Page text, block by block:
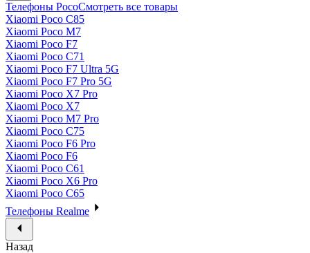
Телефоны PocoСмотреть все товары
Xiaomi Poco C85
Xiaomi Poco M7
Xiaomi Poco F7
Xiaomi Poco C71
Xiaomi Poco F7 Ultra 5G
Xiaomi Poco F7 Pro 5G
Xiaomi Poco X7 Pro
Xiaomi Poco X7
Xiaomi Poco M7 Pro
Xiaomi Poco C75
Xiaomi Poco F6 Pro
Xiaomi Poco F6
Xiaomi Poco C61
Xiaomi Poco X6 Pro
Xiaomi Poco C65
Телефоны Realme
Назад